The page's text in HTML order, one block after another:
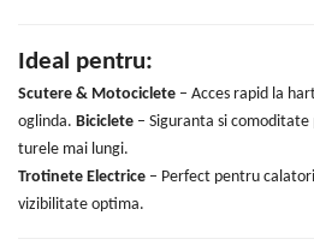
Ideal pentru:
Scutere & Motociclete – Acces rapid la
oglinda. Biciclete – Siguranta si
turele mai lungi.
Trotinete Electrice – Perfect pentru
vizibilitate optima.